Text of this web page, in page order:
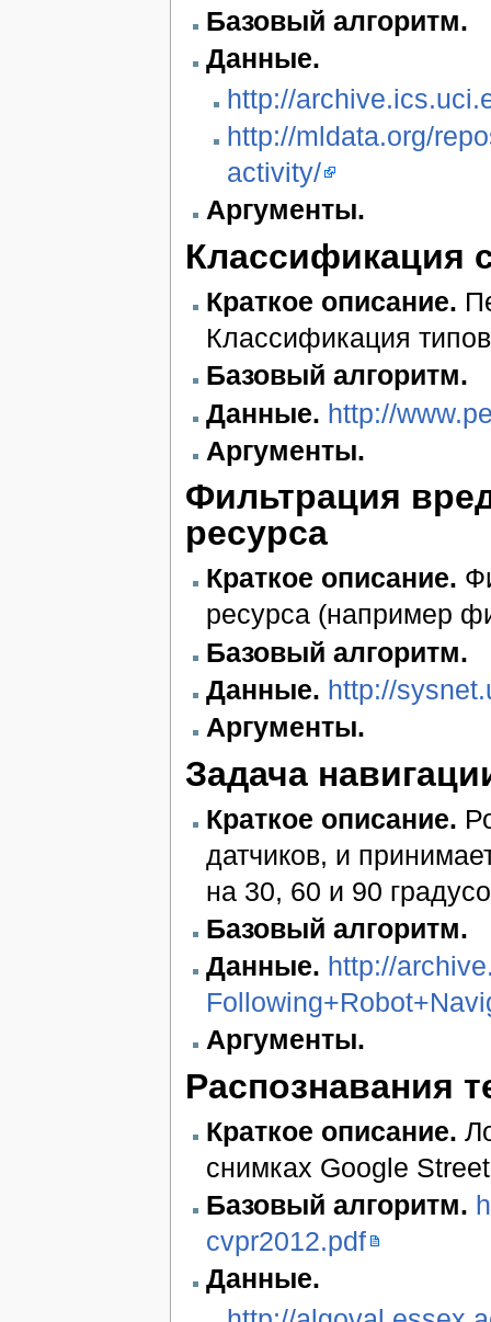
Базовый алгоритм.
Данные.
http://
http://mldata.org/
activity/
Аргументы.
Классификация
Краткое описание.
Классификация
Базовый алгоритм.
Данные. http://
Аргументы.
Фильтрация
ресурса
Краткое описание.
ресурса (например
Базовый алгоритм.
Данные. http://
Аргументы.
Задача
Краткое описание.
датчиков, и
на 30, 60 и 90
Базовый алгоритм.
Данные. http://
Аргументы.
Распознавания
Краткое описание.
снимках Google
Базовый алгоритм.
cvpr2012.pdf
Данные.